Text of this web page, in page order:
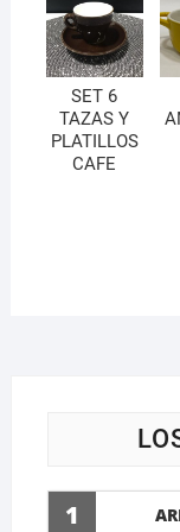
SET 6
TAZAS Y
PLATILLOS
CAFE
1